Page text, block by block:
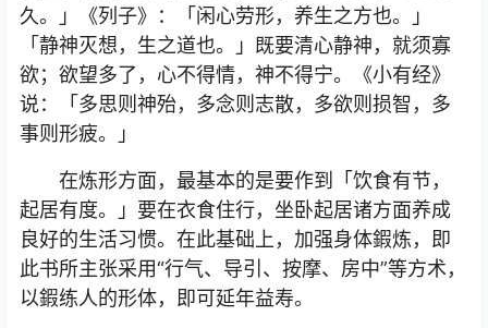
久。」《列子》：「闲心劳形，养生之方也。」
「静神灭想，生之道也。」既要清心静神，就须寡
欲；欲望多了，心不得情，神不得宁。《小有经》
说：「多思则神殆，多念则志散，多欲则损智，多
事则形疲。」
在炼形方面，最基本的是要作到「饮食有节，
起居有度。」要在衣食住行，坐卧起居诸方面养成
良好的生活习惯。在此基础上，加强身体鍜炼，即
此书所主张采用“行气、导引、按摩、房中”等方术，
以鍜练人的形体，即可延年益寿。